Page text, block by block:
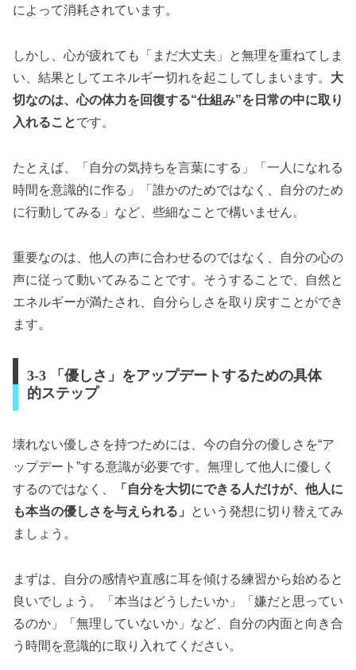
によって消耗されています。
しかし、心が疲れても「まだ大丈夫」と無理を重ねてしま
い、結果としてエネルギー切れを起こしてしまいます。 大
切なのは、心の体力を回復する“仕組み”を日常の中に取り
入れることです。
たとえば、「自分の気持ちを言葉にする」「一人になれる
時間を意識的に作る」「誰かのためではなく、自分のため
に行動してみる」など、些細なことで構いません。
重要なのは、他人の声に合わせるのではなく、自分の心の
声に従って動いてみることです。そうすることで、自然と
エネルギーが満たされ、自分らしさを取り戻すことができ
ます。
3-3 「優しさ」をアップデートするための具体
的ステップ
壊れない優しさを持つためには、今の自分の優しさを“ア
ップデート”する意識が必要です。無理して他人に優しく
するのではなく、
「自分を大切にできる人だけが、他人に
も本当の優しさを与えられる」
という発想に切り替えてみ
ましょう。
まずは、自分の感情や直感に耳を傾ける練習から始めると
良いでしょう。「本当はどうしたいか」「嫌だと思ってい
るのか」「無理していないか」など、自分の内面と向き合
う時間を意識的に取り入れてください。